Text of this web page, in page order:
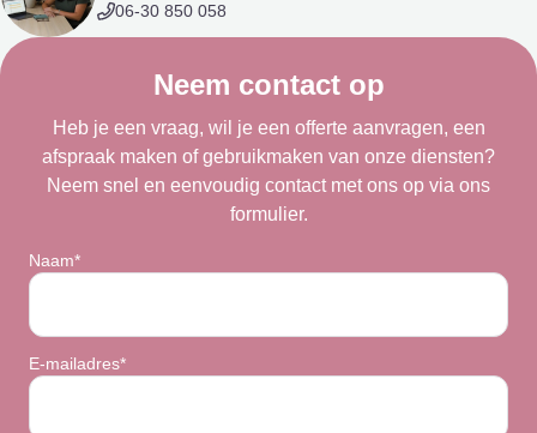
06-30 850 058
Neem contact op
Heb je een vraag, wil je een offerte aanvragen, een
afspraak maken of gebruikmaken van onze diensten?
Neem snel en eenvoudig contact met ons op via ons
formulier.
Naam*
E-mailadres*